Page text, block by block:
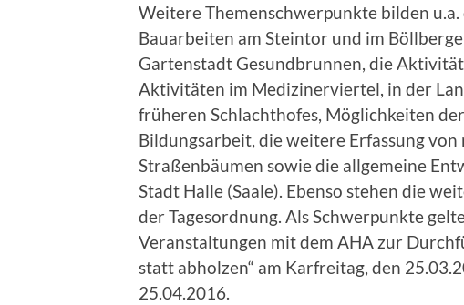
Weitere Themenschwerpunkte bilden
Bauarbeiten am Steintor und im
Gartenstadt Gesundbrunnen, die
Aktivitäten im Medizinerviertel, in der
früheren Schlachthofes, Möglichkeiten
Bildungsarbeit, die weitere Erfassung
Straßenbäumen sowie die allgemeine
Stadt Halle (Saale). Ebenso stehen die
der Tagesordnung. Als Schwerpunkte
Veranstaltungen mit dem AHA zur
statt abholzen“ am Karfreitag, den
25.04.2016.